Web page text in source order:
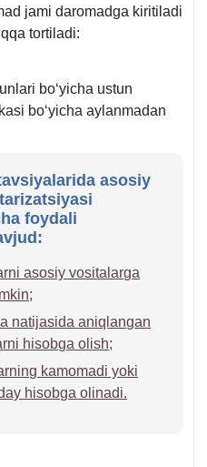
jami daromadga kiritiladi
tortiladi:
boʻyicha ustun
boʻyicha aylanmadan
asosiy
foydali
asosiy vositalarga
natijasida aniqlangan
hisobga olish;
kamomadi yoki
hisobga olinadi.